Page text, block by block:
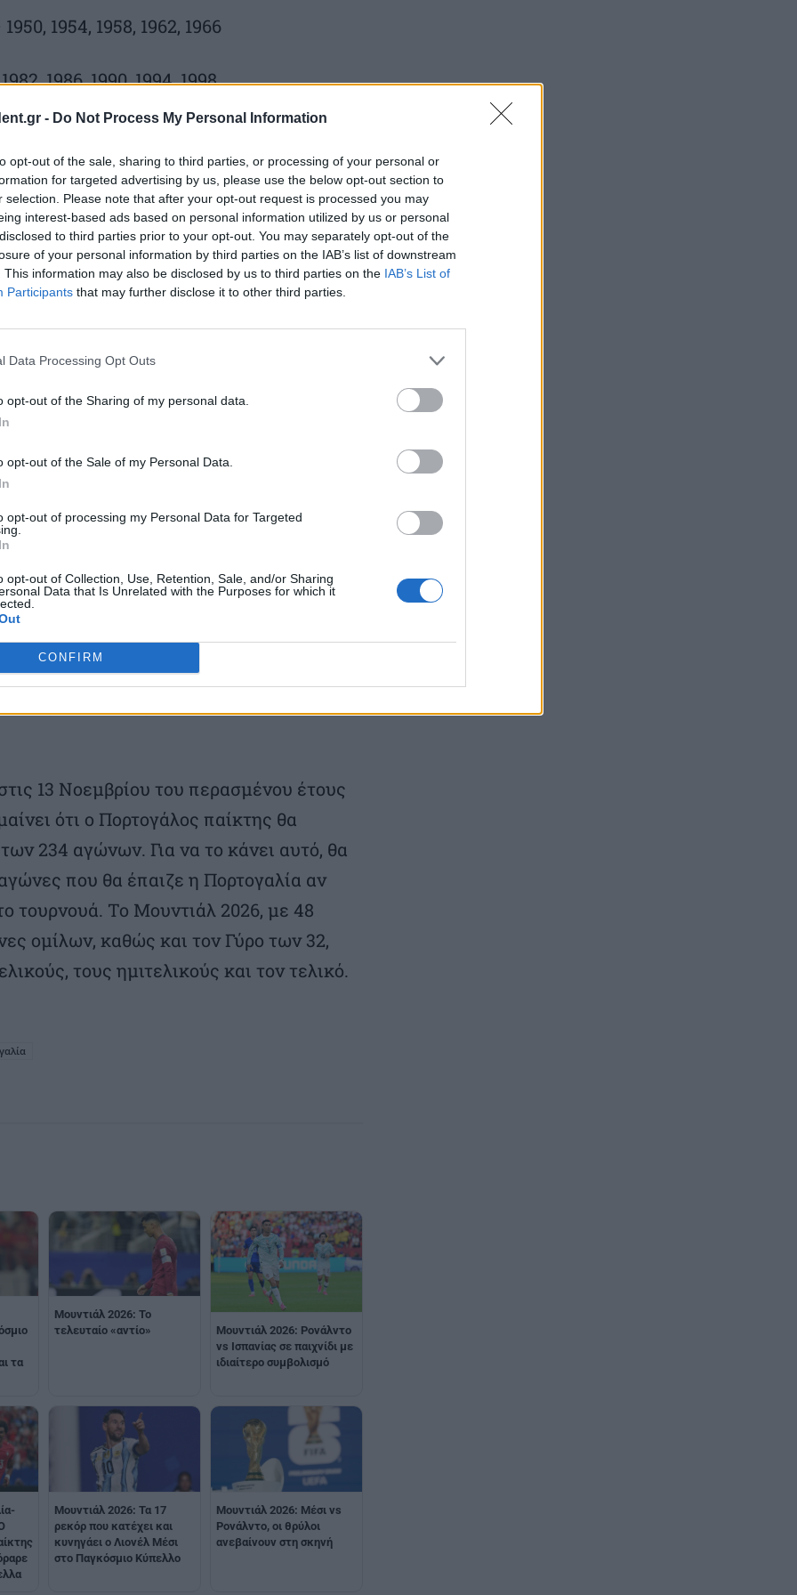
- Do Not Process My Personal Information
opt-out of the sale, sharing to third parties, or processing of your personal or
for targeted advertising by us, please use the below opt-out section to
selection. Please note that after your opt-out request is processed you may
interest-based ads based on personal information utilized by us or personal
to third parties prior to your opt-out. You may separately opt-out of the
of your personal information by third parties on the IAB’s list of downstream
This information may also be disclosed by us to third parties on the IAB’s List of
Participants that may further disclose it to other third parties.
Data Processing Opt Outs
opt-out of the Sharing of my personal data.
opt-out of the Sale of my Personal Data.
opt-out of processing my Personal Data for Targeted
opt-out of Collection, Use, Retention, Sale, and/or Sharing
Data that Is Unrelated with the Purposes for which it
CONFIRM
1954, 1958, 1962, 1966
1986, 1990, 1994, 1998
2006, 2010, 2014, 2018
2010, 2014, 2018, 2022
2010, 2014, 2018, 2022
2006, 2010, 2014, 2018, 2022
Τζανλουίτζι Μπουφόν (Ιταλία) και
στην αποστολή 5 Παγκοσμίων
καθόλου το 1998 και ο Οτσόα
οποία έχει αγωνιστεί, ο Κριστιάνο
οκτώ γκολ. Σε ένα τουρνουά που θα
σταρ θα μπορούσε να αυξήσει αυτόν
του τουρνουά. Στόχος του είναι
τα 1.000 γκολ.
13 Νοεμβρίου του περασμένου έτους
ότι ο Πορτογάλος παίκτης θα
234 αγώνων. Για να το κάνει αυτό, θα
που θα έπαιζε η Πορτογαλία αν
τουρνουά. Το Μουντιάλ 2026, με 48
ομίλων, καθώς και τον Γύρο των 32,
τους ημιτελικούς και τον τελικό.
τα
Μουντιάλ 2026: Το
τελευταίο «αντίο»
Μουντιάλ 2026: Ρονάλντο
vs Ισπανίας σε παιχνίδι με
ιδιαίτερο συμβολισμό
Μουντιάλ 2026: Τα 17
ρεκόρ που κατέχει και
κυνηγάει ο Λιονέλ Μέσι
στο Παγκόσμιο Κύπελλο
Μουντιάλ 2026: Μέσι vs
Ρονάλντο, οι θρύλοι
ανεβαίνουν στη σκηνή